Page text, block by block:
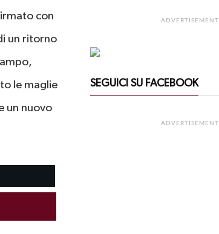
con
un ritorno
le maglie
un nuovo
ADVERTISEMENT
SEGUICI SU FACEBOOK
ADVERTISEMENT